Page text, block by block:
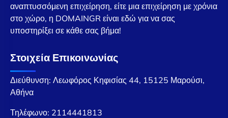
αναπτυσσόμενη επιχείρηση, είτε μια επιχείρηση με χρόνια
στο χώρο, η DOMAINGR είναι εδώ για να σας
υποστηρίξει σε κάθε σας βήμα!
Στοιχεία Επικοινωνίας
Διεύθυνση: Λεωφόρος Κηφισίας 44, 15125 Μαρούσι,
Αθήνα
Τηλέφωνο: 2114441813